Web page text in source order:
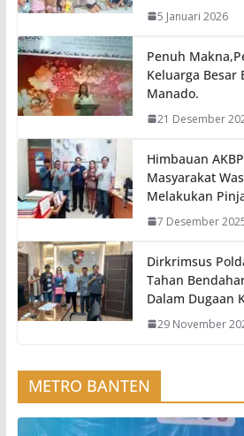
5 Januari 2026
Penuh
Keluarga Besar
Manado.
21 Desember
Himbauan
Masyarakat
Melakukan
7 Desember
Dirkrimsus
Tahan
Dalam Dugaan
29 November
METRO BANTEN